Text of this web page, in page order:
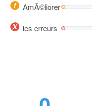
AmÃ©liorer
les erreurs